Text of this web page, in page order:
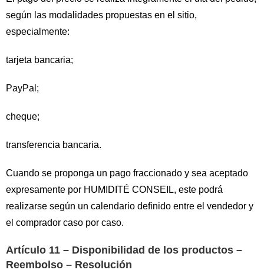
según las modalidades propuestas en el sitio,
especialmente:
tarjeta bancaria;
PayPal;
cheque;
transferencia bancaria.
Cuando se proponga un pago fraccionado y sea aceptado
expresamente por HUMIDITÉ CONSEIL, este podrá
realizarse según un calendario definido entre el vendedor y
el comprador caso por caso.
Artículo 11 – Disponibilidad de los productos –
Reembolso – Resolución